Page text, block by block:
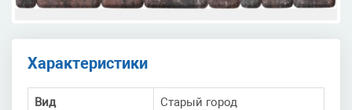
Характеристики
Вид Старый город